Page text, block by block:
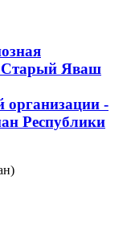
Яваш
организации -
Республики